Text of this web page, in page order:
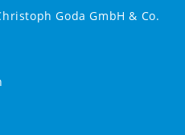
Goda GmbH & Co.